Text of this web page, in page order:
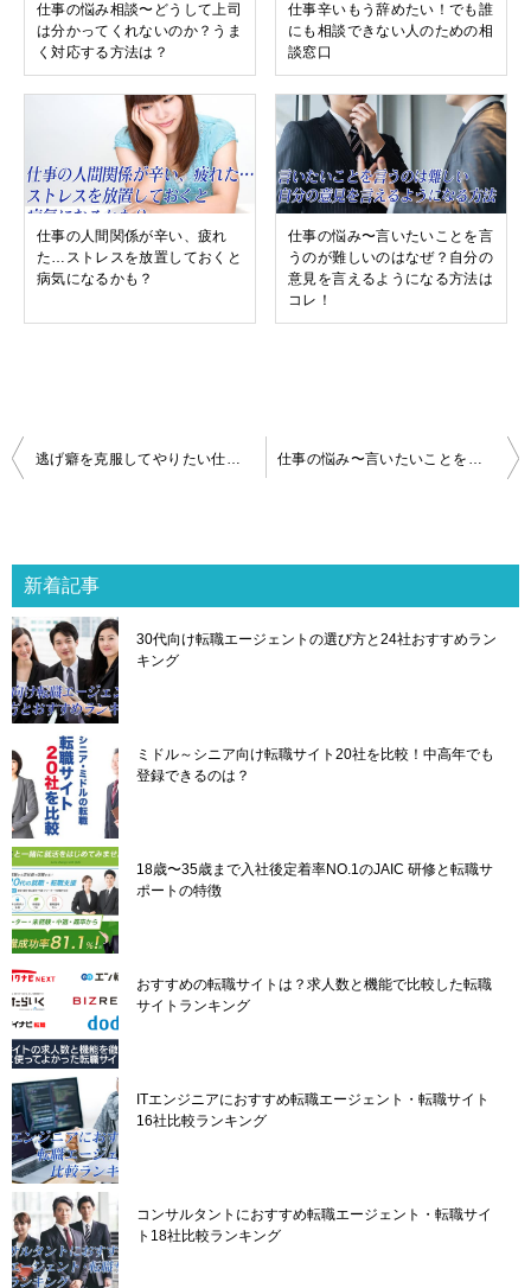
仕事の悩み相談〜どうして上司
は分かってくれないのか？うま
く対応する方法は？
仕事辛いもう辞めたい！でも誰
にも相談できない人のための相
談窓口
仕事の人間関係が辛い、疲れ
た…ストレスを放置しておくと
病気になるかも？
仕事の悩み〜言いたいことを言
うのが難しいのはなぜ？自分の
意見を言えるようになる方法は
コレ！
投
稿
ゲ
ー
シ
ョ
ン
逃げ癖を克服してやりたい仕事を見つける方法 仕事の悩み〜言いたいことを言うのが難しいのはなぜ？自分の意見を言えるようになる方法はコレ！
新着記事
30代向け転職エージェントの選び方と24社おすすめラン
キング
ミドル～シニア向け転職サイト20社を比較！中高年でも
登録できるのは？
18歳〜35歳まで入社後定着率NO.1のJAIC 研修と転職サ
ポートの特徴
おすすめの転職サイトは？求人数と機能で比較した転職
サイトランキング
ITエンジニアにおすすめ転職エージェント・転職サイト
16社比較ランキング
コンサルタントにおすすめ転職エージェント・転職サイ
ト18社比較ランキング